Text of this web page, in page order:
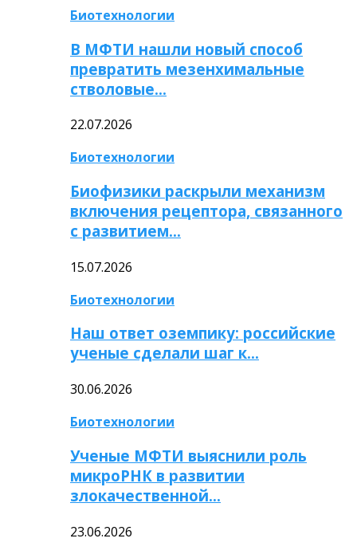
Биотехнологии
В МФТИ нашли новый способ
превратить мезенхимальные
стволовые…
22.07.2026
Биотехнологии
Биофизики раскрыли механизм
включения рецептора, связанного
с развитием…
15.07.2026
Биотехнологии
Наш ответ оземпику: российские
ученые сделали шаг к…
30.06.2026
Биотехнологии
Ученые МФТИ выяснили роль
микроРНК в развитии
злокачественной…
23.06.2026